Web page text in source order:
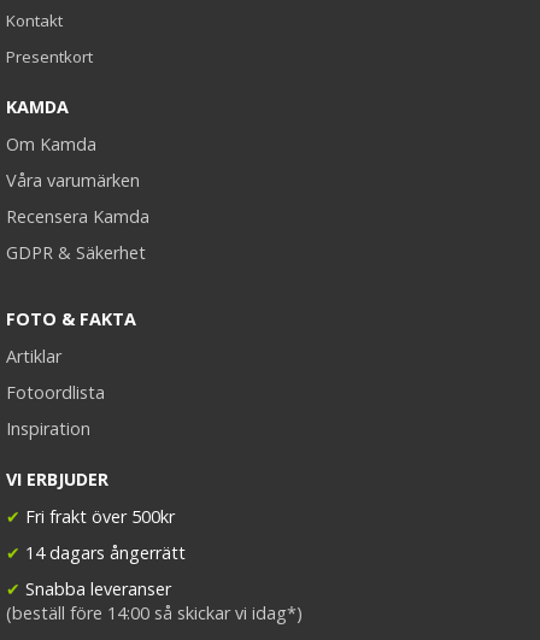
Kontakt
Presentkort
KAMDA
Om Kamda
Våra varumärken
Recensera Kamda
GDPR & Säkerhet
FOTO & FAKTA
Artiklar
Fotoordlista
Inspiration
VI ERBJUDER
✔ Fri frakt över 500kr
✔ 14 dagars ångerrätt
✔ Snabba leveranser
(beställ före 14:00 så skickar vi idag*)